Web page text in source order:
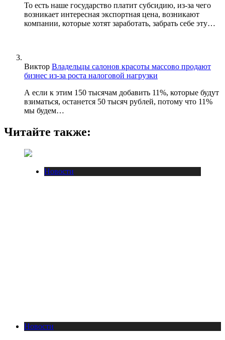
То есть наше государство платит субсидию, из-за чего
возникает интересная экспортная цена, возникают
компании, которые хотят заработать, забрать себе эту…
Виктор Владельцы салонов красоты массово продают
бизнес из-за роста налоговой нагрузки
А если к этим 150 тысячам добавить 11%, которые будут
взиматься, останется 50 тысяч рублей, потому что 11%
мы будем…
Читайте также:
Новости
Новости